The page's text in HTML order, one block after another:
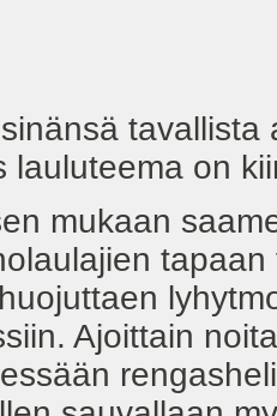
lauluteema on
mukaan
Ajoittain